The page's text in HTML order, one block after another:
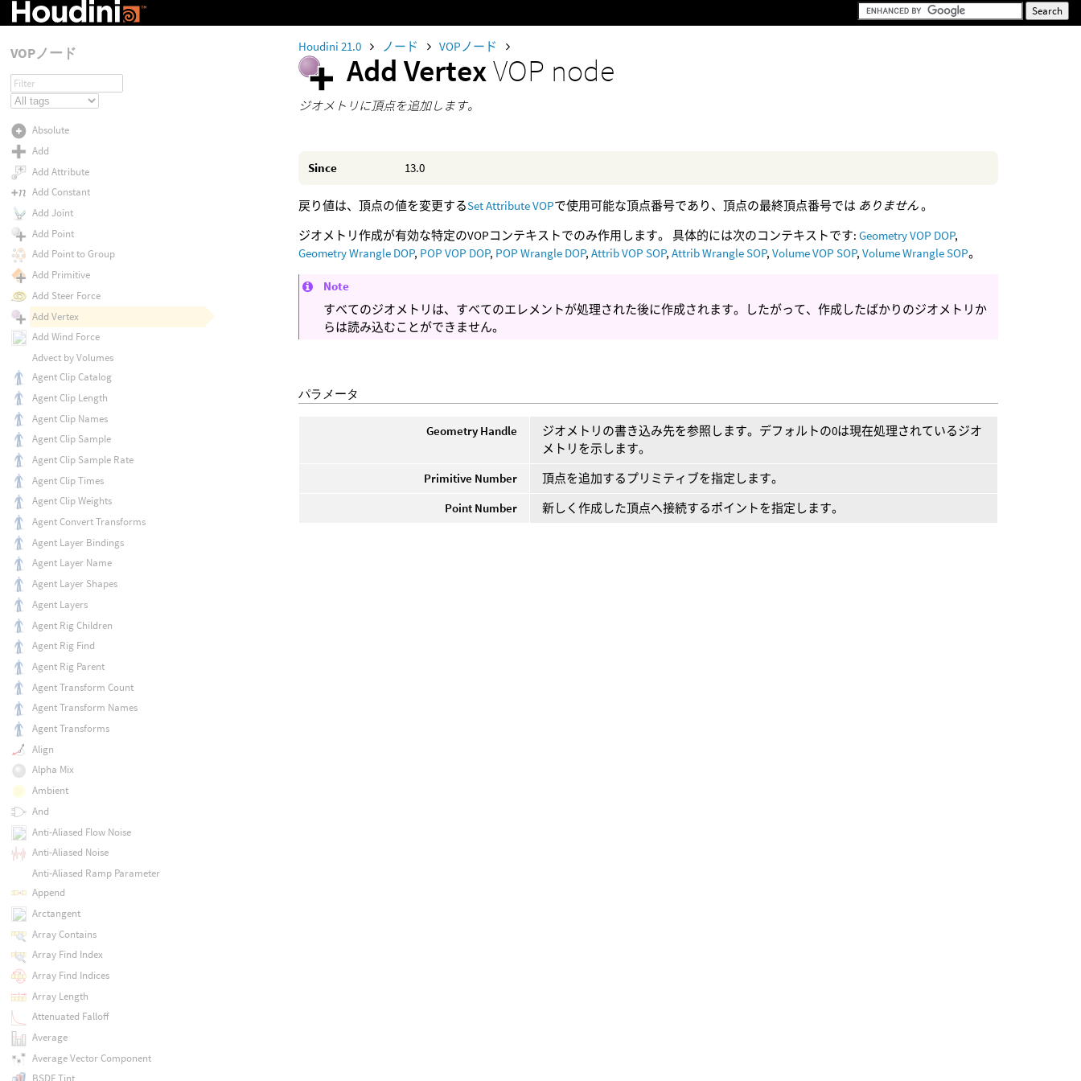
Houdini 21.0 ノード VOPノード
Add VertexVOP node
ジオメトリに頂点を追加します。
Since 13.0
戻り値は、頂点の値を変更するSet Attribute VOPで使用可能な頂点番号であり、頂点の最終頂点番号では ありません。
ジオメトリ作成が有効な特定のVOPコンテキストでのみ作用します。 具体的には次のコンテキストです:Geometry VOP DOP,
Geometry Wrangle DOP, POP VOP DOP, POP Wrangle DOP,Attrib VOP SOP,Attrib Wrangle SOP,Volume VOP SOP,Volume Wrangle SOP。
Note
すべてのジオメトリは、すべてのエレメントが処理された後に作成されます。したがって、作成したばかりのジオメトリか
らは読み込むことができません。
パラメータ
Geometry Handle
ジオメトリの書き込み先を参照します。デフォルトの0は現在処理されているジオ
メトリを示します。
Primitive Number
頂点を追加するプリミティブを指定します。
Point Number
新しく作成した頂点へ接続するポイントを指定します。
VOPノード
Absolute
Add
Add Attribute
Add Constant
Add Joint
Add Point
Add Point to Group
Add Primitive
Add Steer Force
Add Vertex
Add Wind Force
Advect by Volumes
Agent Clip Catalog
Agent Clip Length
Agent Clip Names
Agent Clip Sample
Agent Clip Sample Rate
Agent Clip Times
Agent Clip Weights
Agent Convert Transforms
Agent Layer Bindings
Agent Layer Name
Agent Layer Shapes
Agent Layers
Agent Rig Children
Agent Rig Find
Agent Rig Parent
Agent Transform Count
Agent Transform Names
Agent Transforms
Align
Alpha Mix
Ambient
And
Anti-Aliased Flow Noise
Anti-Aliased Noise
Anti-Aliased Ramp Parameter
Append
Arctangent
Array Contains
Array Find Index
Array Find Indices
Array Length
Attenuated Falloff
Average
Average Vector Component